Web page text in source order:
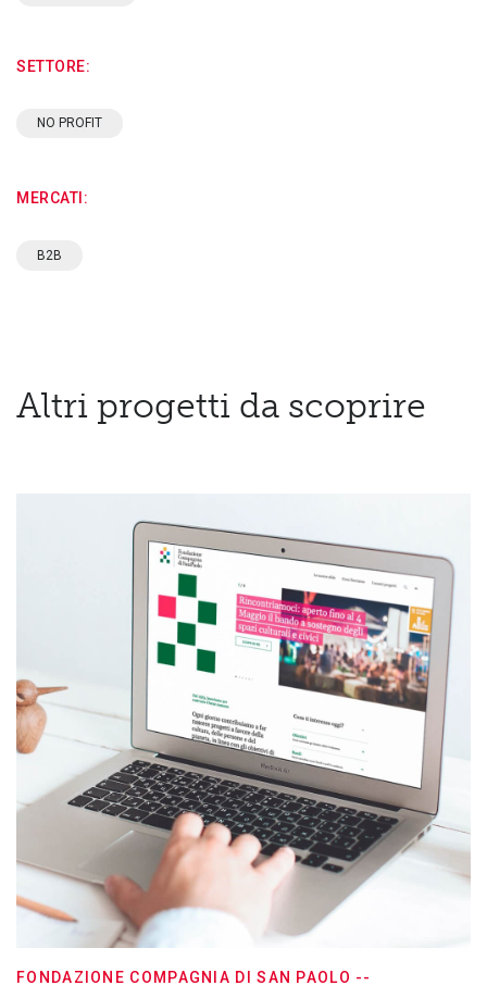
SETTORE:
NO PROFIT
MERCATI:
B2B
Altri progetti da scoprire
FONDAZIONE COMPAGNIA DI SAN PAOLO --